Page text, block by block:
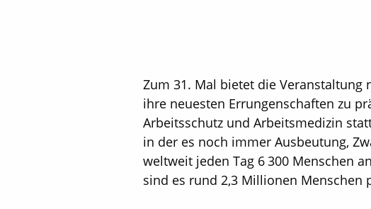
Zum 31. Mal bietet die
ihre neuesten Errungenschaften zu
Arbeitsschutz und Arbeitsmedizin
in der es noch immer Ausbeutung,
weltweit jeden Tag 6 300 Menschen
sind es rund 2,3 Millionen Menschen